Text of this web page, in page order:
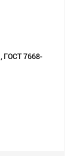
ГОСТ 7668-